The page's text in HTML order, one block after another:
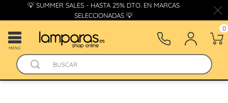
💡 SUMMER SALES - HASTA 25% DTO. EN MARCAS
SELECCIONADAS 💡
MENÚ
0